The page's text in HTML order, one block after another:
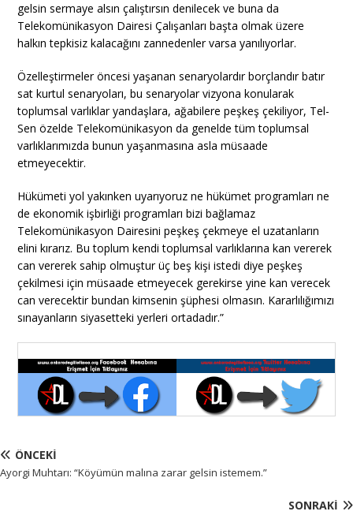
gelsin sermaye alsın çalıştırsın denilecek ve buna da
Telekomünikasyon Dairesi Çalışanları başta olmak üzere
halkın tepkisiz kalacağını zannedenler varsa yanılıyorlar.
Özelleştirmeler öncesi yaşanan senaryolardır borçlandır batır
sat kurtul senaryoları, bu senaryolar vizyona konularak
toplumsal varlıklar yandaşlara, ağabilere peşkeş çekiliyor, Tel-
Sen özelde Telekomünikasyon da genelde tüm toplumsal
varlıklarımızda bunun yaşanmasına asla müsaade
etmeyecektir.
Hükümeti yol yakınken uyarıyoruz ne hükümet programları ne
de ekonomik işbirliği programları bizi bağlamaz
Telekomünikasyon Dairesini peşkeş çekmeye el uzatanların
elini kırarız. Bu toplum kendi toplumsal varlıklarına kan vererek
can vererek sahip olmuştur üç beş kişi istedi diye peşkeş
çekilmesi için müsaade etmeyecek gerekirse yine kan verecek
can verecektir bundan kimsenin şüphesi olmasın. Kararlılığımızı
sınayanların siyasetteki yerleri ortadadır.”
ÖNCEKI
Ayorgi Muhtarı: “Köyümün malına zarar gelsin istemem.”
SONRAKI